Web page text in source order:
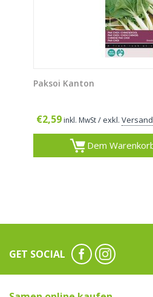
Paksoi Kanton
€2,59 inkl. MwSt/ exkl. Versand
Dem
GET SOCIAL